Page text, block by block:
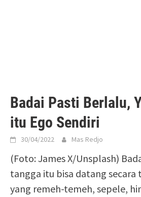
Badai Pasti Berlalu,
itu Ego Sendiri
30/04/2022 Mas Redjo
(Foto: James X/Unsplash)
tangga itu bisa datang
yang remeh-temeh, sepele,